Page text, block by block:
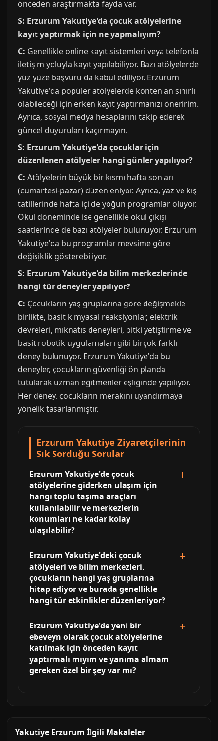
önceden araştırmakta fayda var.
S: Erzurum Yakutiye'da çocuk atölyelerine
kayıt yaptırmak için ne yapmalıyım?
C: Genellikle online kayıt sistemleri veya telefonla
iletişim yoluyla kayıt yapılabiliyor. Bazı atölyelerde
yüz yüze başvuru da kabul ediliyor. Erzurum
Yakutiye'da popüler atölyelerde kontenjan sınırlı
olabileceği için erken kayıt yaptırmanızı öneririm.
Ayrıca, sosyal medya hesaplarını takip ederek
güncel duyuruları kaçırmayın.
S: Erzurum Yakutiye'da çocuklar için
düzenlenen atölyeler hangi günler yapılıyor?
C: Atölyelerin büyük bir kısmı hafta sonları
(cumartesi-pazar) düzenleniyor. Ayrıca, yaz ve kış
tatillerinde hafta içi de yoğun programlar oluyor.
Okul döneminde ise genellikle okul çıkışı
saatlerinde de bazı atölyeler bulunuyor. Erzurum
Yakutiye'da bu programlar mevsime göre
değişiklik gösterebiliyor.
S: Erzurum Yakutiye'da bilim merkezlerinde
hangi tür deneyler yapılıyor?
C: Çocukların yaş gruplarına göre değişmekle
birlikte, basit kimyasal reaksiyonlar, elektrik
devreleri, mıknatıs deneyleri, bitki yetiştirme ve
basit robotik uygulamaları gibi birçok farklı
deney bulunuyor. Erzurum Yakutiye'da bu
deneyler, çocukların güvenliği ön planda
tutularak uzman eğitmenler eşliğinde yapılıyor.
Her deney, çocukların merakını uyandırmaya
yönelik tasarlanmıştır.
Erzurum Yakutiye Ziyaretçilerinin
Sık Sorduğu Sorular
Erzurum Yakutiye'de çocuk
atölyelerine giderken ulaşım için
hangi toplu taşıma araçları
kullanılabilir ve merkezlerin
konumları ne kadar kolay
ulaşılabilir?
Erzurum Yakutiye'deki çocuk
atölyeleri ve bilim merkezleri,
çocukların hangi yaş gruplarına
hitap ediyor ve burada genellikle
hangi tür etkinlikler düzenleniyor?
Erzurum Yakutiye'de yeni bir
ebeveyn olarak çocuk atölyelerine
katılmak için önceden kayıt
yaptırmalı mıyım ve yanıma almam
gereken özel bir şey var mı?
Yakutiye Erzurum İlgili Makaleler